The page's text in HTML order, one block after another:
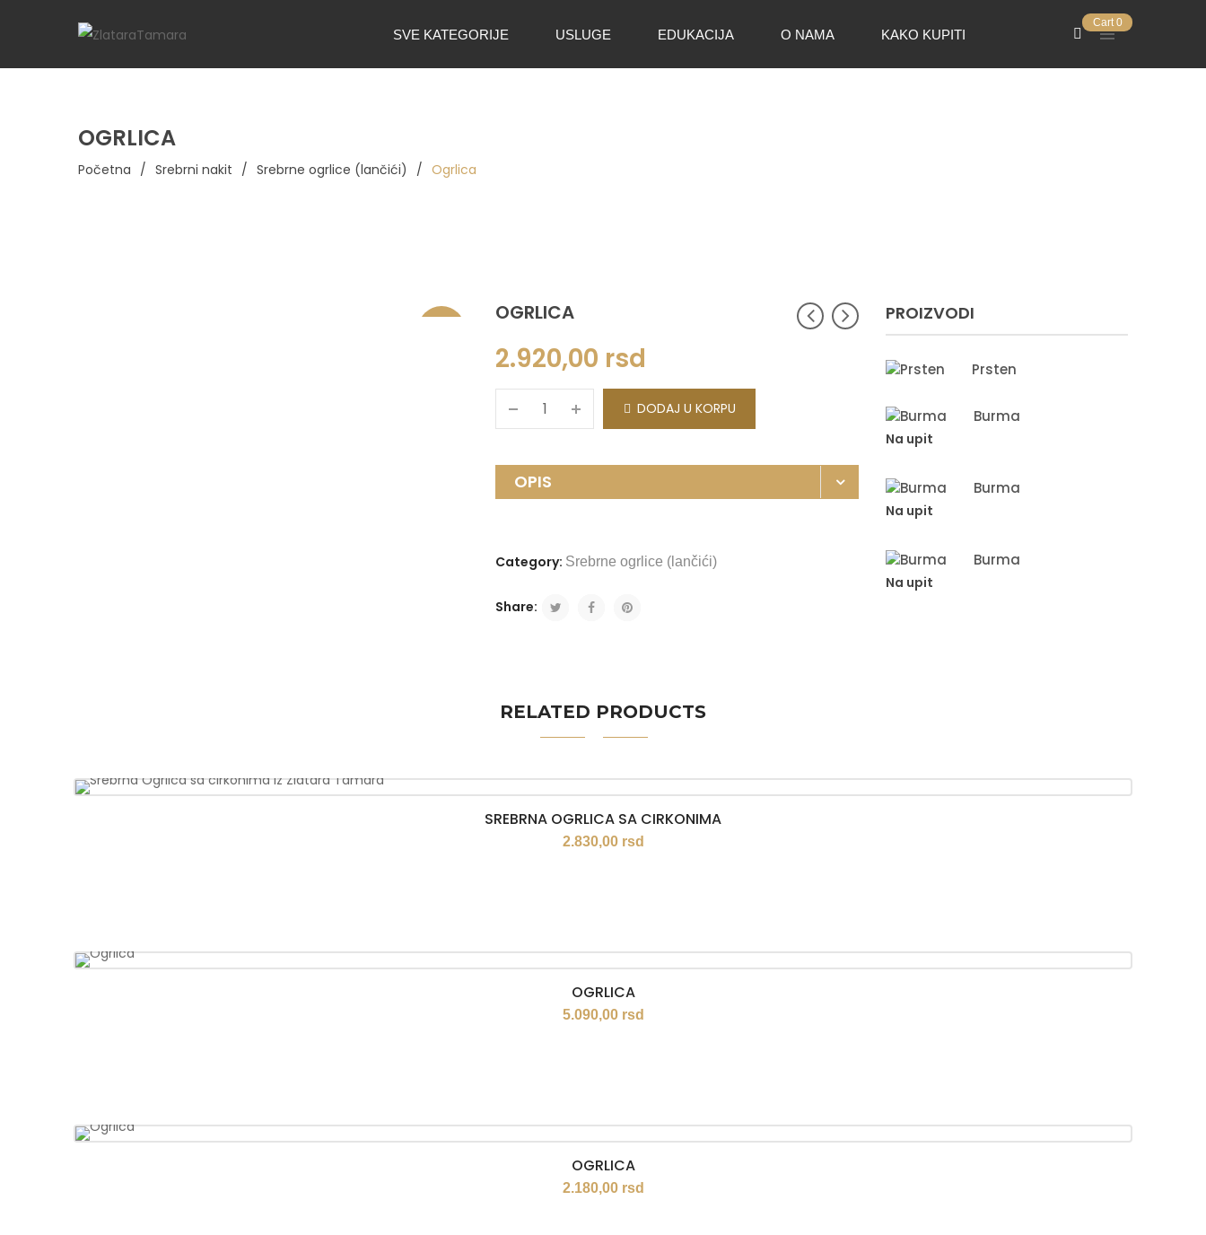
SVE KATEGORIJE USLUGE EDUKACIJA O NAMA KAKO KUPITI
Cart 0
OGRLICA
Početna / Srebrni nakit / Srebrne ogrlice (lančići) / Ogrlica
OGRLICA
2.920,00 rsd
DODAJ U KORPU
OPIS
Category: Srebrne ogrlice (lančići)
Share:
PROIZVODI
Prsten
Burma
Na upit
Burma
Na upit
Burma
Na upit
RELATED PRODUCTS
SREBRNA OGRLICA SA CIRKONIMA
2.830,00 rsd
OGRLICA
5.090,00 rsd
OGRLICA
2.180,00 rsd